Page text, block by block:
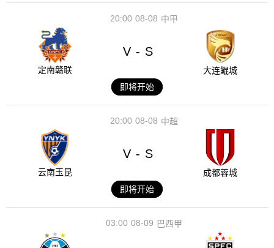
08-08
20:00 中甲
定南赣联
V - S
大连鲲城
即将开始
08-08
20:00 中超
云南玉昆
V - S
成都蓉城
即将开始
08-09
03:00 巴西甲